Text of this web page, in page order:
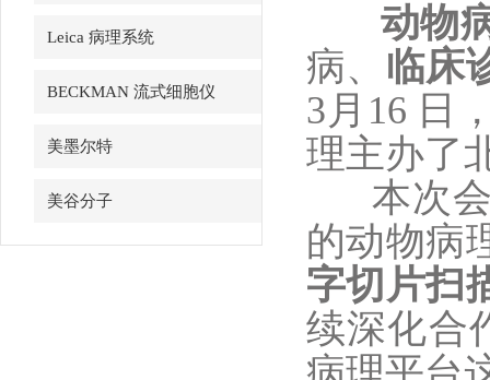
Leica 病理系统
BECKMAN 流式细胞仪
美墨尔特
美谷分子
动物
病、 临床
3月16 日
理主办了
本次会
的动物病
字切片扫
续深化合